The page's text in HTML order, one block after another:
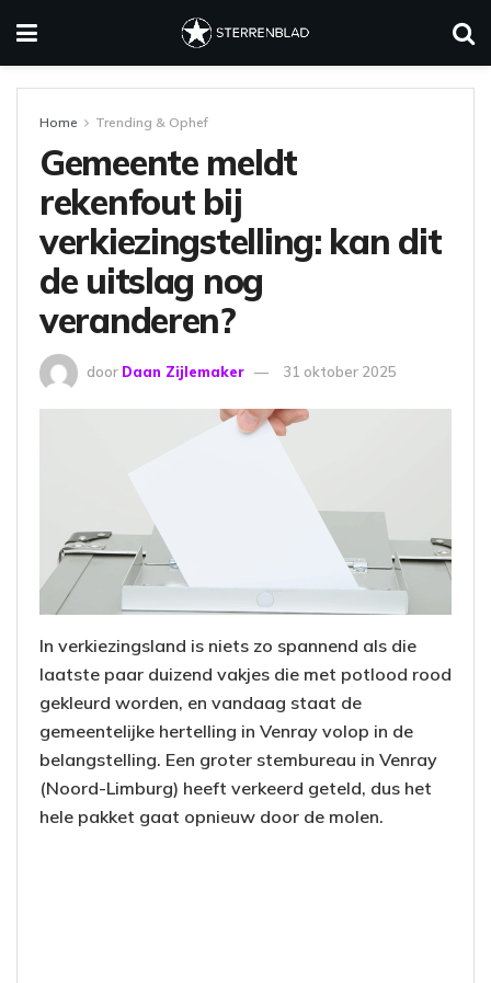
Home Trending & Ophef
Gemeente meldt
rekenfout bij
verkiezingstelling: kan dit
de uitslag nog
veranderen?
door Daan Zijlemaker 31 oktober 2025
In verkiezingsland is niets zo spannend als die
laatste paar duizend vakjes die met potlood rood
gekleurd worden, en vandaag staat de
gemeentelijke hertelling in Venray volop in de
belangstelling. Een groter stembureau in Venray
(Noord-Limburg) heeft verkeerd geteld, dus het
hele pakket gaat opnieuw door de molen.